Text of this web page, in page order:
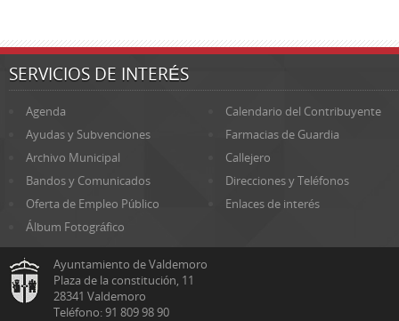
SERVICIOS DE INTERÉS
Agenda
Calendario del Contribuyente
Ayudas y Subvenciones
Farmacias de Guardia
Archivo Municipal
Callejero
Bandos y Comunicados
Direcciones y Teléfonos
Oferta de Empleo Público
Enlaces de interés
Álbum Fotográfico
Ayuntamiento de Valdemoro
Plaza de la constitución, 11
28341 Valdemoro
Teléfono: 91 809 98 90